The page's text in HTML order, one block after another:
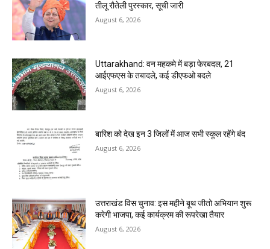
तीलू रौतेली पुरस्कार, सूची जारी
August 6, 2026
Uttarakhand: वन महकमे में बड़ा फेरबदल, 21
आईएफएस के तबादले, कई डीएफओ बदले
August 6, 2026
बारिश को देख इन 3 जिलों में आज सभी स्कूल रहेंगे बंद
August 6, 2026
उत्तराखंड विस चुनाव: इस महीने बूथ जीतो अभियान शुरू
करेगी भाजपा, कई कार्यक्रम की रूपरेखा तैयार
August 6, 2026